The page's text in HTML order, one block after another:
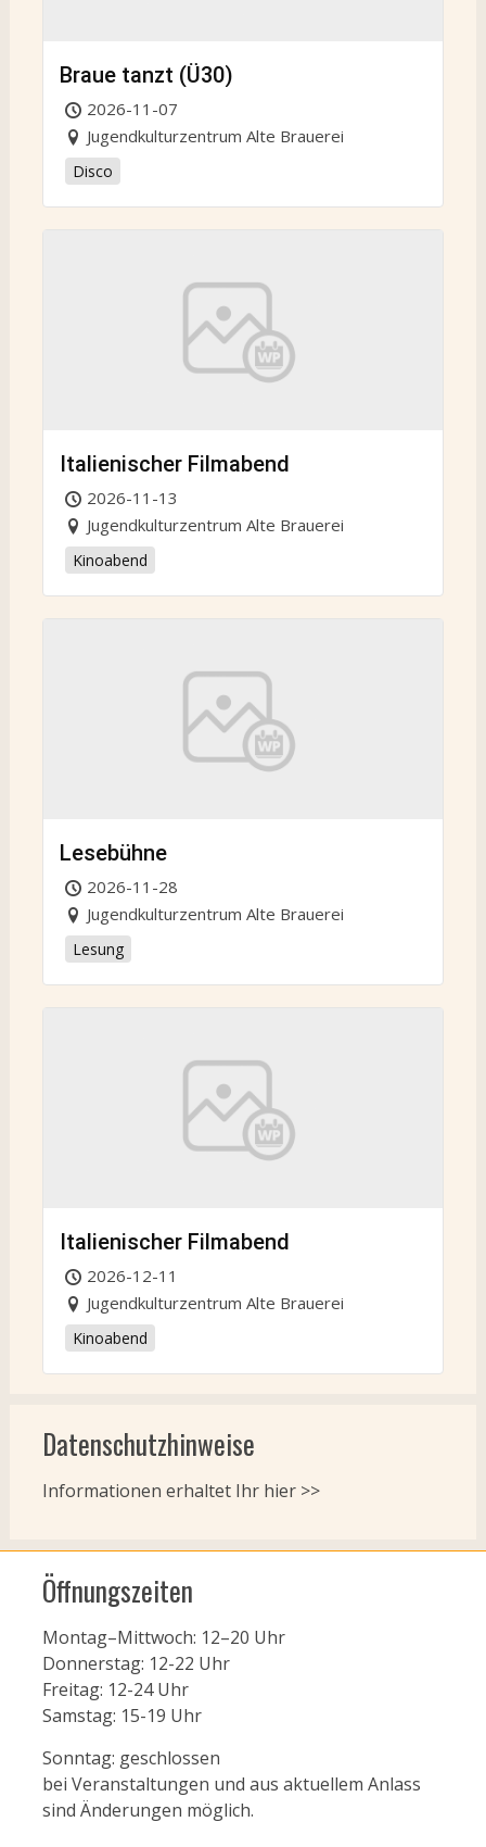
Braue tanzt (Ü30)
2026-11-07
Jugendkulturzentrum Alte Brauerei
Disco
Italienischer Filmabend
2026-11-13
Jugendkulturzentrum Alte Brauerei
Kinoabend
Lesebühne
2026-11-28
Jugendkulturzentrum Alte Brauerei
Lesung
Italienischer Filmabend
2026-12-11
Jugendkulturzentrum Alte Brauerei
Kinoabend
Datenschutzhinweise
Informationen erhaltet Ihr hier >>
Öffnungszeiten
Montag–Mittwoch: 12–20 Uhr
Donnerstag: 12-22 Uhr
Freitag: 12-24 Uhr
Samstag: 15-19 Uhr
Sonntag: geschlossen
bei Veranstaltungen und aus aktuellem Anlass
sind Änderungen möglich.